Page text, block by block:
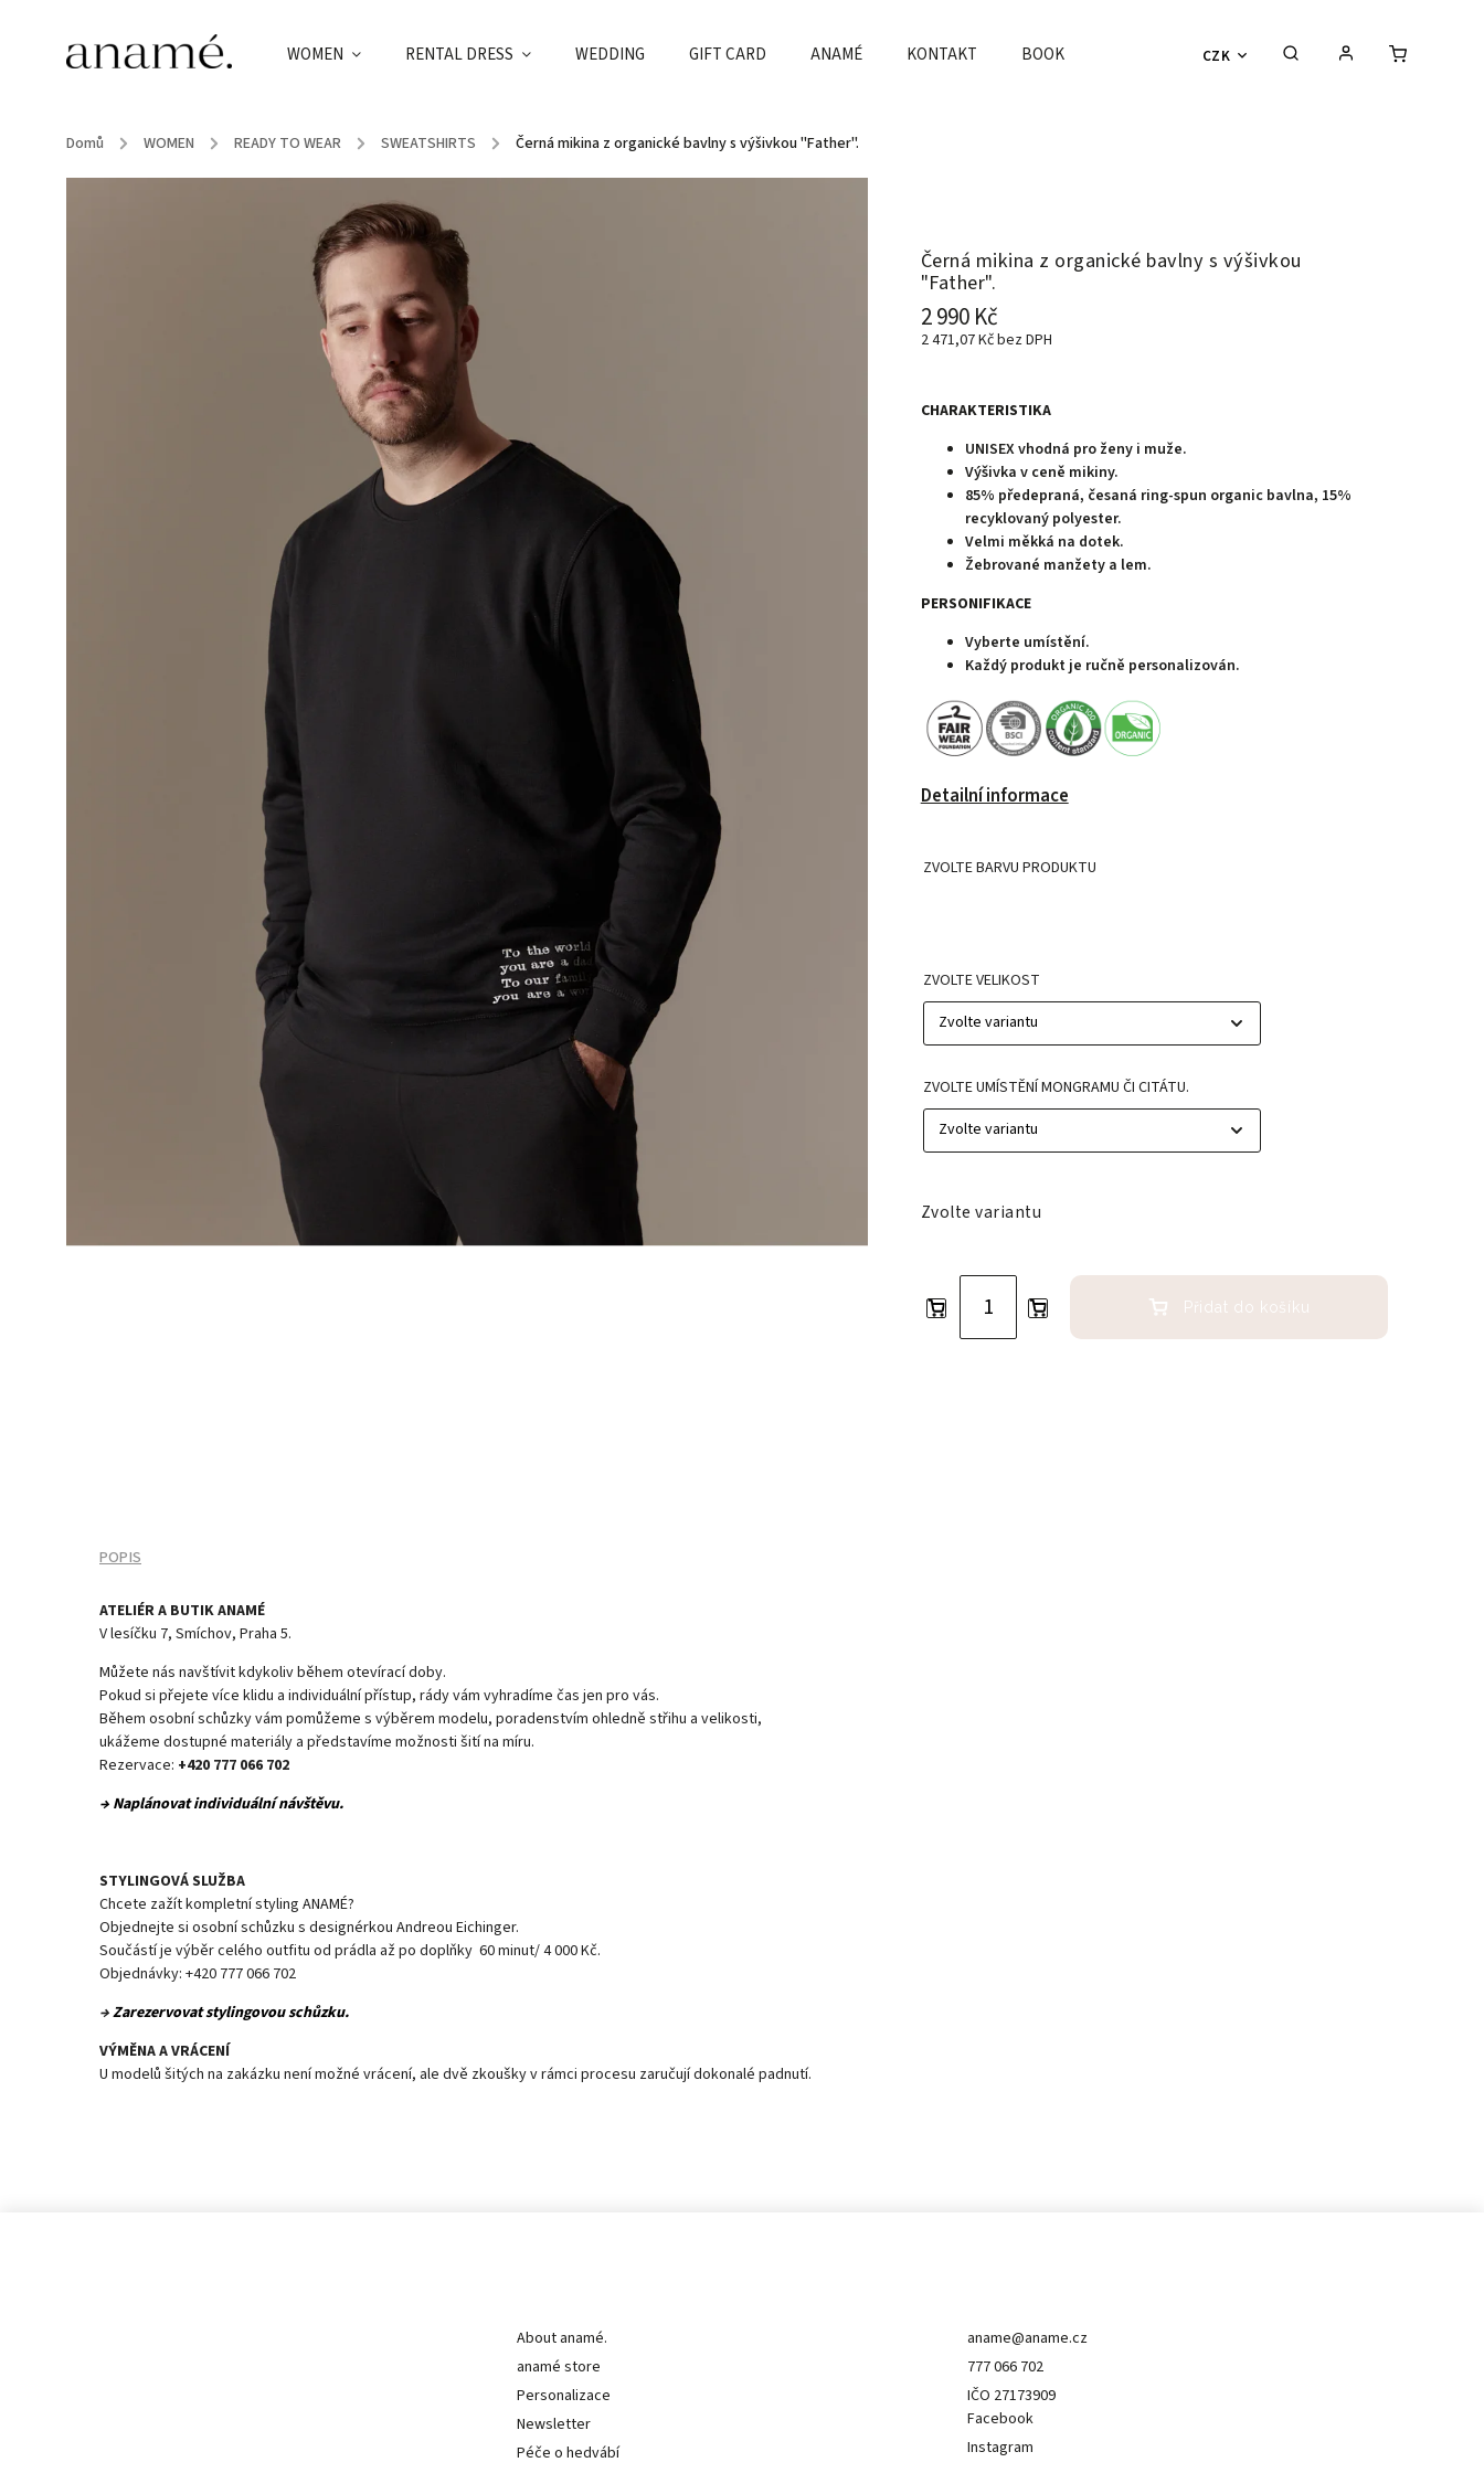
CZK
WOMEN RENTAL DRESS WEDDING GIFT CARD ANAMÉ KONTAKT BOOK
Domů / WOMEN / READY TO WEAR / SWEATSHIRTS / Černá mikina z organické bavlny s výšivkou "Father".
Černá mikina z organické bavlny s výšivkou
"Father".
2 990 Kč
2 471,07 Kč bez DPH
CHARAKTERISTIKA
UNISEX vhodná pro ženy i muže.
Výšivka v ceně mikiny.
85% předepraná, česaná ring-spun organic bavlna, 15%
recyklovaný polyester.
Velmi měkká na dotek.
Žebrované manžety a lem.
PERSONIFIKACE
Vyberte umístění.
Každý produkt je ručně personalizován.
Detailní informace
ZVOLTE BARVU PRODUKTU
ZVOLTE VELIKOST
ZVOLTE UMÍSTĚNÍ MONGRAMU ČI CITÁTU.
Zvolte variantu
Přidat do košíku
POPIS
ATELIÉR A BUTIK ANAMÉ
V lesíčku 7, Smíchov, Praha 5.
Můžete nás navštívit kdykoliv během otevírací doby.
Pokud si přejete více klidu a individuální přístup, rády vám vyhradíme čas jen pro vás.
Během osobní schůzky vám pomůžeme s výběrem modelu, poradenstvím ohledně střihu a velikosti,
ukážeme dostupné materiály a představíme možnosti šití na míru.
Rezervace: +420 777 066 702
→ Naplánovat individuální návštěvu.
STYLINGOVÁ SLUŽBA
Chcete zažít kompletní styling ANAMÉ?
Objednejte si osobní schůzku s designérkou Andreou Eichinger.
Součástí je výběr celého outfitu od prádla až po doplňky 60 minut/ 4 000 Kč.
Objednávky: +420 777 066 702
→Zarezervovat stylingovou schůzku.
VÝMĚNA A VRÁCENÍ
U modelů šitých na zakázku není možné vrácení, ale dvě zkoušky v rámci procesu zaručují dokonalé padnutí.
About anamé.
anamé store
Personalizace
Newsletter
Péče o hedvábí
aname@aname.cz
777 066 702
IČO 27173909
Facebook
Instagram